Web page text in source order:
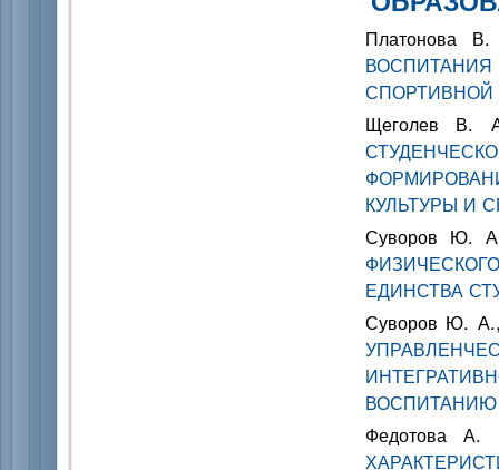
Платонова
СПОРТИВНОЙ
Щеголев
КУЛЬТУРЫ И
Суворов Ю.
ЕДИНСТВА
Суворов Ю.
ВОСПИТАНИЮ
Федотова